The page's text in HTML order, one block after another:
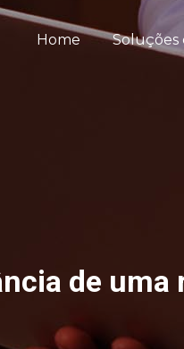
Home Soluções
de uma